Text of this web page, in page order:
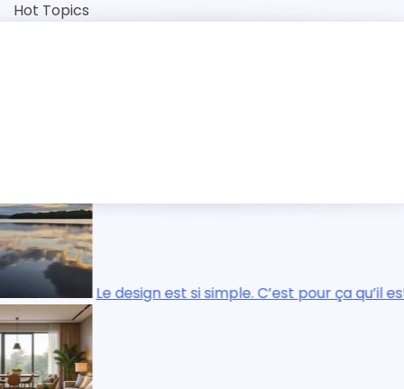
SkipHot Topics
C’est pour ça qu’il est si compliqué.